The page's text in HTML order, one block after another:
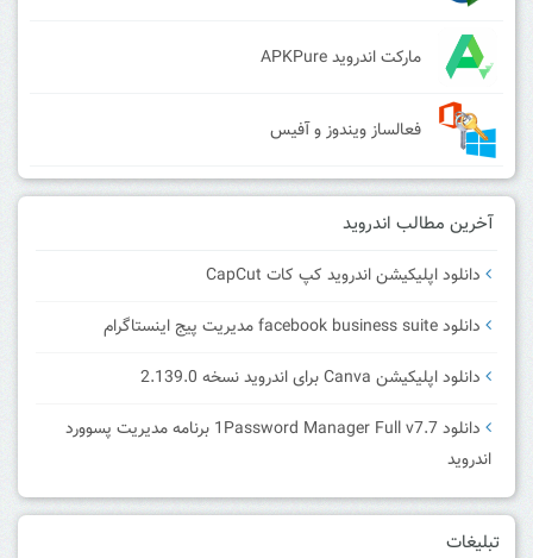
مارکت اندروید APKPure
فعالساز ویندوز و آفیس
آخرین مطالب اندروید
دانلود اپلیکیشن اندروید کپ کات CapCut
دانلود facebook business suite مدیریت پیج اینستاگرام
دانلود اپلیکیشن Canva برای اندروید نسخه 2.139.0
دانلود 1Password Manager Full v7.7 برنامه مدیریت پسوورد
اندروید
تبلیغات